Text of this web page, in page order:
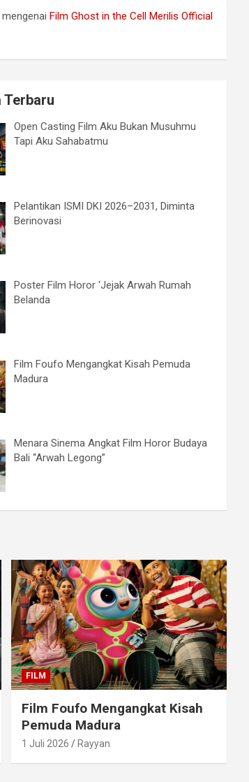
mengenai Film Ghost in the Cell Merilis Official
Terbaru
Open Casting Film Aku Bukan Musuhmu
Tapi Aku Sahabatmu
Pelantikan ISMI DKI 2026–2031, Diminta
Berinovasi
Poster Film Horor ‘Jejak Arwah Rumah
Belanda
Film Foufo Mengangkat Kisah Pemuda
Madura
Menara Sinema Angkat Film Horor Budaya
Bali “Arwah Legong”
FILM
Film Foufo Mengangkat Kisah
Pemuda Madura
1 Juli 2026 Rayyan